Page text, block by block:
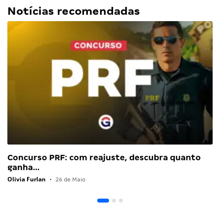
Notícias recomendadas
Concurso PRF: com reajuste, descubra quanto
ganha…
Olivia Furlan • 26 de Maio